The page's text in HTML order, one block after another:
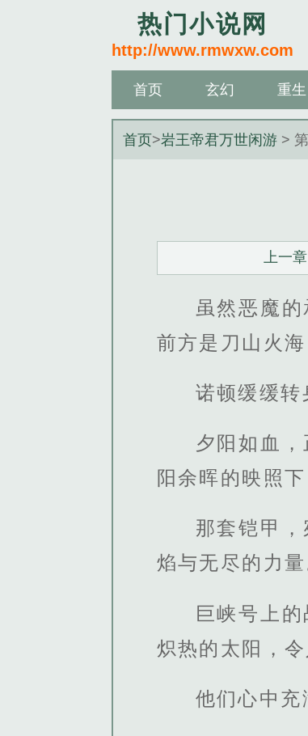
热门小说网
http://www.rmwxw.com
首页 玄幻 重生
首页>岩王帝君万世闲游 >
上一章
虽然恶魔
前方是刀山火
诺顿缓缓转
夕阳如血
阳余晖的映照
那套铠甲
焰与无尽的力量
巨峡号上
炽热的太阳，令
他们心中充